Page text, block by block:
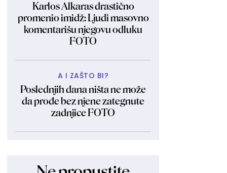
Karlos Alkaras drastično
promenio imidž: Ljudi masovno
komentarišu njegovu odluku
FOTO
A I ZAŠTO BI?
Poslednjih dana ništa ne može
da prođe bez njene zategnute
zadnjice FOTO